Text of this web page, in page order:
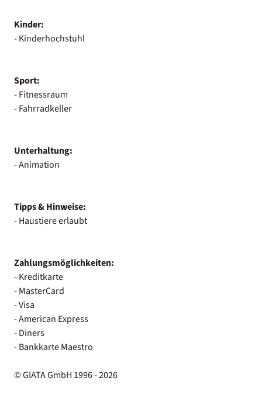
Kinder:
- Kinderhochstuhl
Sport:
- Fitnessraum
- Fahrradkeller
Unterhaltung:
- Animation
Tipps & Hinweise:
- Haustiere erlaubt
Zahlungsmöglichkeiten:
- Kreditkarte
- MasterCard
- Visa
- American Express
- Diners
- Bankkarte Maestro
© GIATA GmbH 1996 - 2026